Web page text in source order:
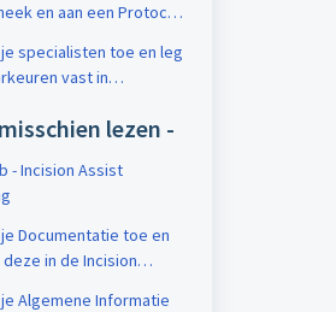
en aan een Protocol
specialisten toe en leg
vast in
lezen -
- Incision Assist
Documentatie toe en
in de Incision
Algemene Informatie